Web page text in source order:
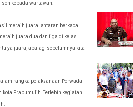
kepada wartawan.
meraih juara lantaran berkaca
juara dua dan tiga di kelas
ya juara, apalagi sebelumnya kita
rangka pelaksanaan Porwada
Prabumulih. Terlebih kegiatan